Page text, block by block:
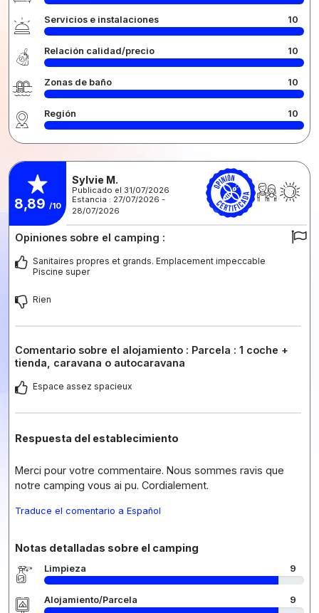
Servicios e instalaciones 10
Relación calidad/precio 10
Zonas de baño 10
Región 10
8,89 /10
Sylvie M.
Publicado el 31/07/2026
Estancia : 27/07/2026 -
28/07/2026
Opiniones sobre el camping :
Sanitaires propres et grands. Emplacement impeccable
Piscine super
Rien
Comentario sobre el alojamiento : Parcela : 1 coche +
tienda, caravana o autocaravana
Espace assez spacieux
Respuesta del establecimiento
Merci pour votre commentaire. Nous sommes ravis que
notre camping vous ai pu. Cordialement.
Traduce el comentario a Español
Notas detalladas sobre el camping
Limpieza 9
Alojamiento/Parcela 9